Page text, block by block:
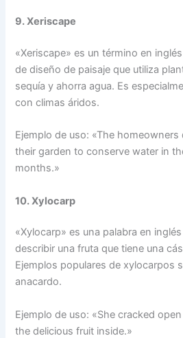
9. Xeriscape
«Xeriscape» es un término en
de diseño de paisaje que utiliza
sequía y ahorra agua. Es
con climas áridos.
Ejemplo de uso: «The
their garden to conserve water in
months.»
10. Xylocarp
«Xylocarp» es una palabra en
describir una fruta que tiene una
Ejemplos populares de xylocarpos
anacardo.
Ejemplo de uso: «She cracked
the delicious fruit inside.»